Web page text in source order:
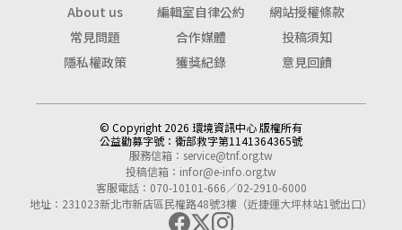
About us
編輯室自律公約
網站授權條款
常見問題
合作媒體
投稿須知
隱私權政策
獲獎紀錄 意見回饋
© Copyright 2026 環境資訊中心 版權所有
公益勸募字號： 衛部救字第1141364365號
服務信箱： service@tnf.org.tw
投稿信箱： infor@e-info.org.tw
客服電話：070-10101-666／02-2910-6000
地址：231023新北市新店區民權路48號3樓（近捷運大坪林站1號出口）